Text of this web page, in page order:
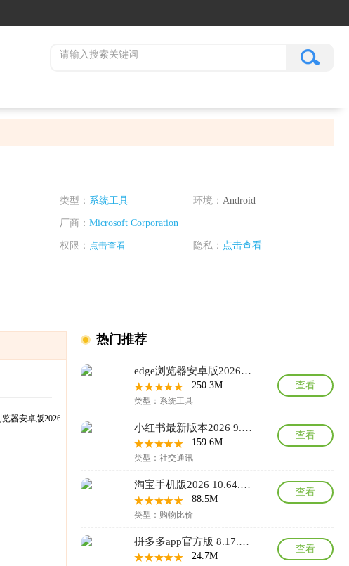
类型： 系统工具 环境： Android
厂商： Microsoft Corporation
权限： 点击查看 隐私： 点击查看
热门推荐
edge浏览器安卓版2026 150.0.4078.96最新版
250.3M
类型：系统工具
查看
小红书最新版本2026 9.39.1安卓版
159.6M
类型：社交通讯
查看
淘宝手机版2026 10.64.20安卓版
88.5M
类型：购物比价
查看
拼多多app官方版 8.17.0安卓版
24.7M
查看